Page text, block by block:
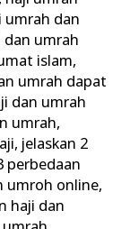
umrah dan
dan umrah
islam,
umrah dapat
dan umrah
umrah,
, jelaskan 2
perbedaan
umroh online,
haji dan